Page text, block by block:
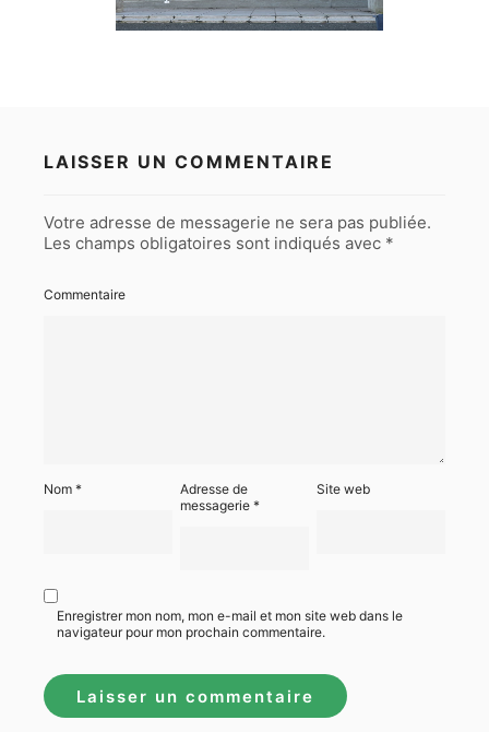
LAISSER UN COMMENTAIRE
Votre adresse de messagerie ne sera pas publiée.
Les champs obligatoires sont indiqués avec *
Commentaire
Nom *
Adresse de
messagerie*
Site web
Enregistrer mon nom, mon e-mail et mon site web dans le
navigateur pour mon prochain commentaire.